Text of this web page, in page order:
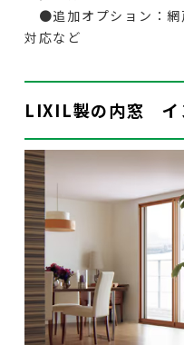
●追加オプション：網
対応など
LIXIL製の内窓 イ